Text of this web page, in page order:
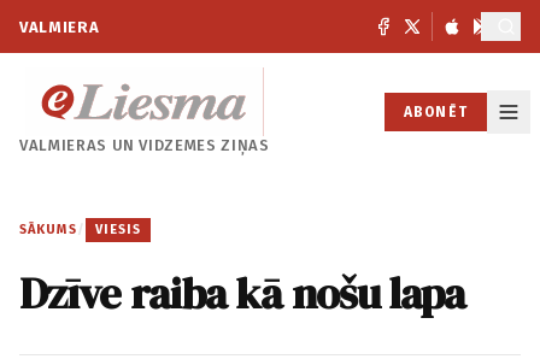
VALMIERA
VALMIERAS UNVIDZEMES ZIŅAS
ABONĒT
SĀKUMS / VIESIS
Dzīve raiba kā nošu lapa